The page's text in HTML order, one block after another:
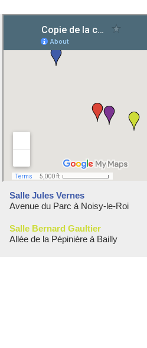
Salle Jules Vernes
Avenue du Parc à Noisy-le-Roi
Salle Bernard Gaultier
Allée de la Pépinière à Bailly